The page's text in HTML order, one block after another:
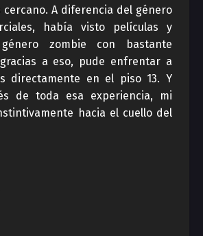
cercano. A diferencia del género
había visto películas y
zombie con bastante
a eso, pude enfrentar a
directamente en el piso 13. Y
de toda esa experiencia, mi
hacia el cuello del